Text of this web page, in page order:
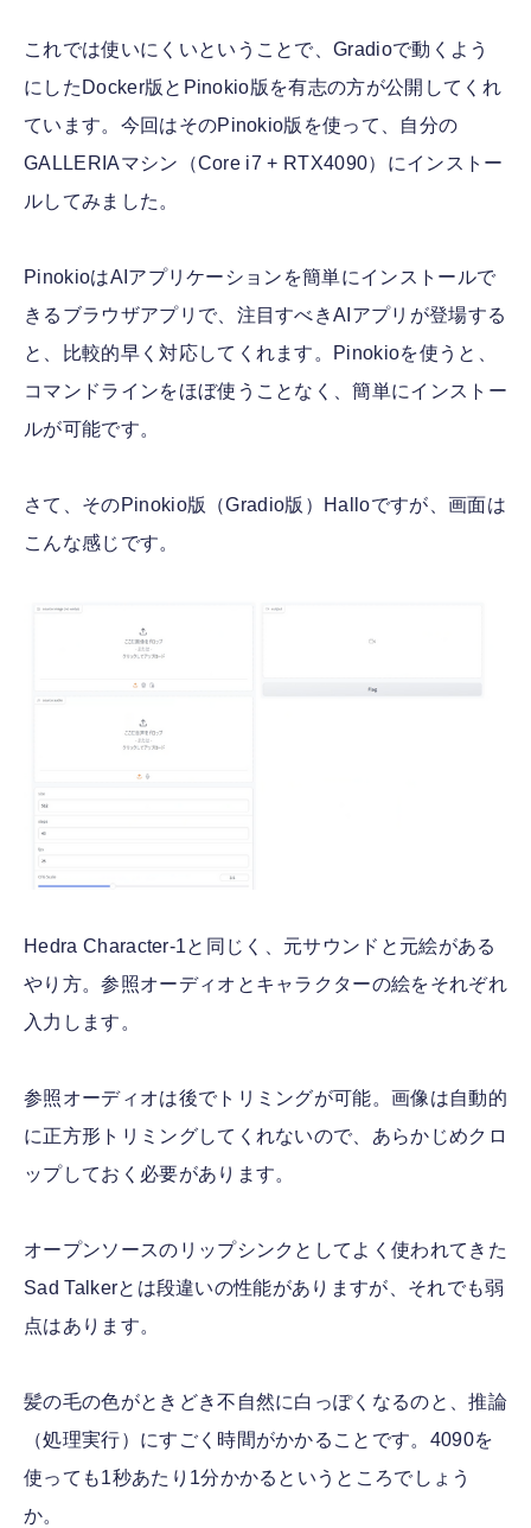
これでは使いにくいということで、Gradioで動くよう
にしたDocker版とPinokio版を有志の方が公開してくれ
ています。今回はそのPinokio版を使って、自分の
GALLERIAマシン（Core i7 + RTX4090）にインストー
ルしてみました。
PinokioはAIアプリケーションを簡単にインストールで
きるブラウザアプリで、注目すべきAIアプリが登場する
と、比較的早く対応してくれます。Pinokioを使うと、
コマンドラインをほぼ使うことなく、簡単にインストー
ルが可能です。
さて、そのPinokio版（Gradio版）Halloですが、画面は
こんな感じです。
Hedra Character-1と同じく、元サウンドと元絵がある
やり方。参照オーディオとキャラクターの絵をそれぞれ
入力します。
参照オーディオは後でトリミングが可能。画像は自動的
に正方形トリミングしてくれないので、あらかじめクロ
ップしておく必要があります。
オープンソースのリップシンクとしてよく使われてきた
Sad Talkerとは段違いの性能がありますが、それでも弱
点はあります。
髪の毛の色がときどき不自然に白っぽくなるのと、推論
（処理実行）にすごく時間がかかることです。4090を
使っても1秒あたり1分かかるというところでしょう
か。